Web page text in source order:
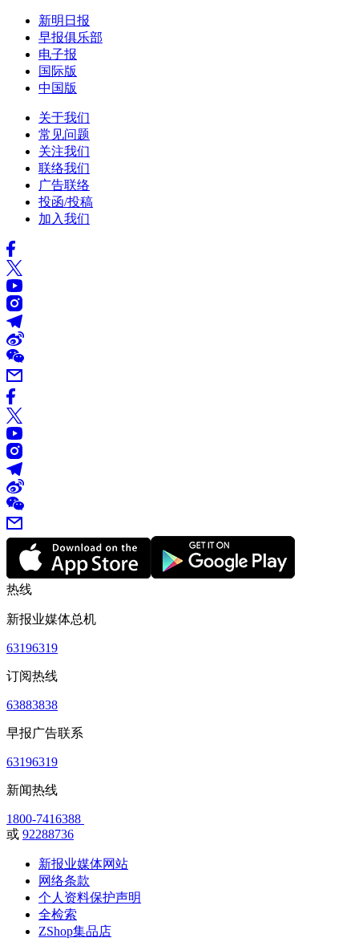
新明日报
早报俱乐部
电子报
国际版
中国版
关于我们
常见问题
关注我们
联络我们
广告联络
投函/投稿
加入我们
热线
新报业媒体总机
63196319
订阅热线
63883838
早报广告联系
63196319
新闻热线
1800-7416388
或 92288736
新报业媒体网站
网络条款
个人资料保护声明
全检索
ZShop集品店